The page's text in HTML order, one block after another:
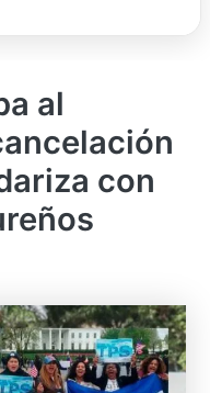
al
con